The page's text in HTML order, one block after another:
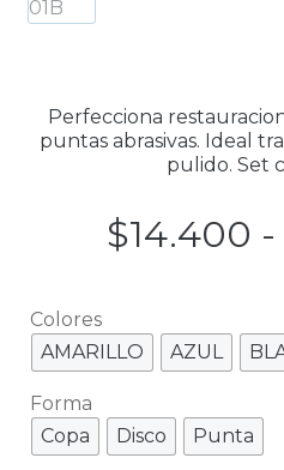
Perfecciona
puntas abrasivas. Ideal
pulido. Set
$14.400 -
Colores
AMARILLO
AZUL
Forma
Copa
Disco Punta